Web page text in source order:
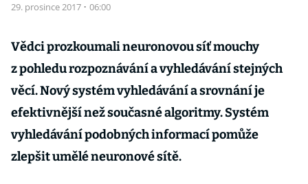
29. prosince 2017 · 06:00
Vědci prozkoumali neuronovou síť mouchy
z pohledu rozpoznávání a vyhledávání stejných
věcí. Nový systém vyhledávání a srovnání je
efektivnější než současné algoritmy. Systém
vyhledávání podobných informací pomůže
zlepšit umělé neuronové sítě.